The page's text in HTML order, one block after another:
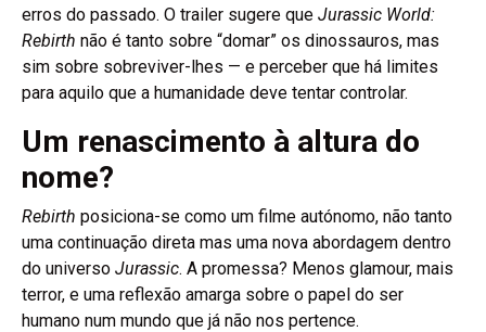
erros do passado. O trailer sugere que Jurassic World:
Rebirth não é tanto sobre “domar” os dinossauros, mas
sim sobre sobreviver-lhes — e perceber que há limites
para aquilo que a humanidade deve tentar controlar.
Um renascimento à altura do
nome?
Rebirth posiciona-se como um filme autónomo, não tanto
uma continuação direta mas uma nova abordagem dentro
do universo Jurassic. A promessa? Menos glamour, mais
terror, e uma reflexão amarga sobre o papel do ser
humano num mundo que já não nos pertence.